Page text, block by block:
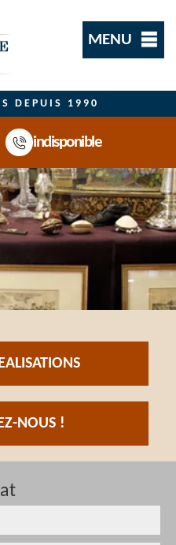
MENU
DEPUIS 1990
indisponible
NOUS !